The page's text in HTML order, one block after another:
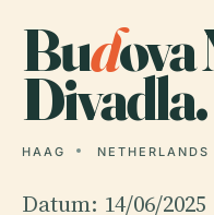
Bud
Divadla.
HAAG NETHERLANDS
Datum: 14/06/2025